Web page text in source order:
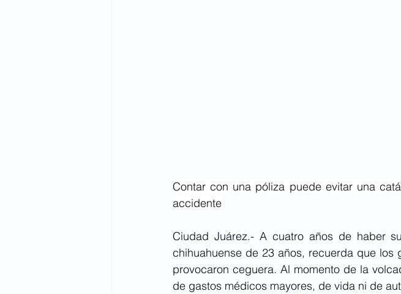
Contar con una póliza puede evitar una
accidente
Ciudad Juárez.- A cuatro años de haber
chihuahuense de 23 años, recuerda que
provocaron ceguera. Al momento de la
de gastos médicos mayores, de vida ni de